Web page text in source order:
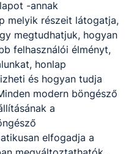
-annak
melyik részeit látogatja,
megtudhatjuk, hogyan
felhasználói élményt,
honlap
és hogyan tudja
modern böngésző
a
elfogadja a